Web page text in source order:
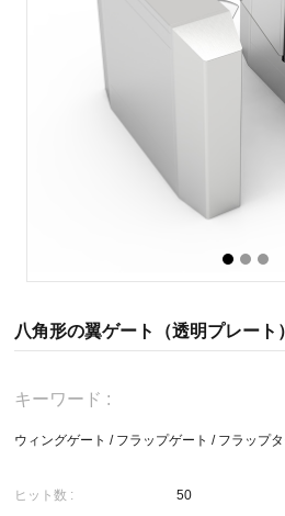
八角形の翼ゲート（透明プレート）
キーワード :
ウィングゲート / フラップゲート / フラップ
ヒット数 :
50